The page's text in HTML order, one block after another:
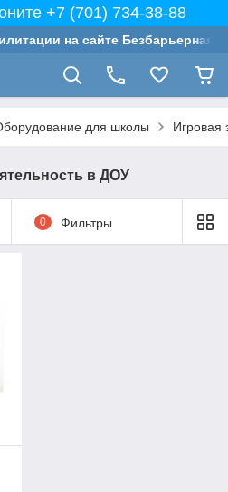
+7 (701) 734-38-88
на сайте Безбарьерная
для школы Игровая
в ДОУ
0 Фильтры